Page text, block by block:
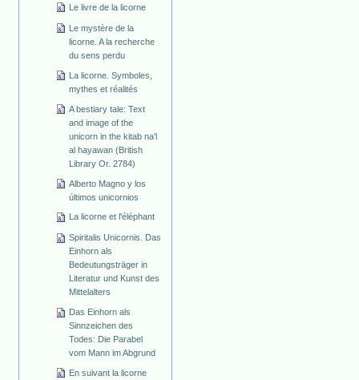
Le livre de la licorne
Le mystère de la
licorne. A la recherche
du sens perdu
La licorne. Symboles,
mythes et réalités
A bestiary tale: Text
and image of the
unicorn in the kitab na'l
al hayawan (British
Library Or. 2784)
Alberto Magno y los
últimos unicornios
La licorne et l'éléphant
Spiritalis Unicornis. Das
Einhorn als
Bedeutungsträger in
Literatur und Kunst des
Mittelalters
Das Einhorn als
Sinnzeichen des
Todes: Die Parabel
vom Mann im Abgrund
En suivant la licorne